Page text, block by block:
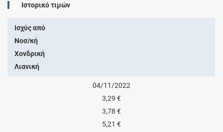
Ιστορικό τιμών
Ισχύς από
Νοσ/κή
Χονδρική
Λιανική
04/11/2022
3,29 €
3,78 €
5,21 €